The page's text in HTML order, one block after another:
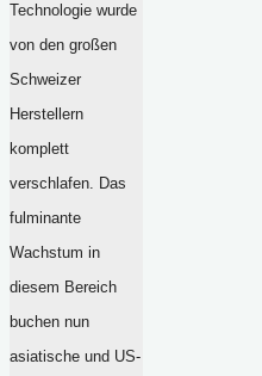
Technologie wurde
von den großen
Schweizer
Herstellern
komplett
verschlafen. Das
fulminante
Wachstum in
diesem Bereich
buchen nun
asiatische und US-